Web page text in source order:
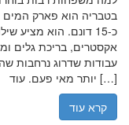
בטבריה הוא פארק
כ-15 דונם. הוא מציע
עבודות שדרוג נרחבות
יותר מאי פעם. עוד […]
קרא עוד